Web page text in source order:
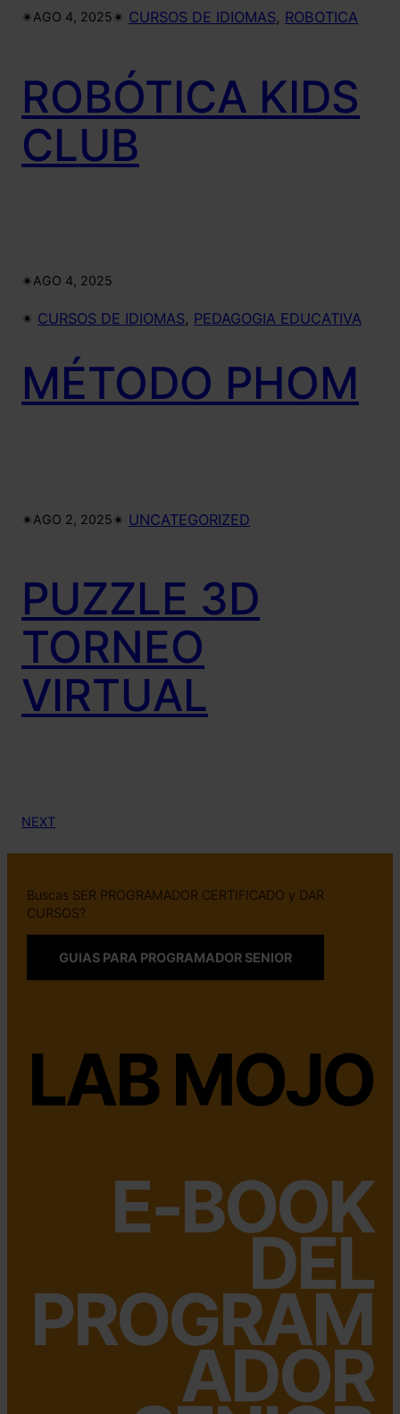
✴︎AGO 4, 2025✴︎ CURSOS DE IDIOMAS, ROBOTICA
ROBÓTICA KIDS
CLUB
✴︎AGO 4, 2025
✴︎ CURSOS DE IDIOMAS, PEDAGOGIA EDUCATIVA
MÉTODO PHOM
✴︎AGO 2, 2025✴︎ UNCATEGORIZED
PUZZLE 3D
TORNEO
VIRTUAL
NEXT
Buscas SER PROGRAMADOR CERTIFICADO y DAR
CURSOS?
GUIAS PARA PROGRAMADOR SENIOR
LAB MOJO
E-BOOK
DEL
PROGRAM
ADOR